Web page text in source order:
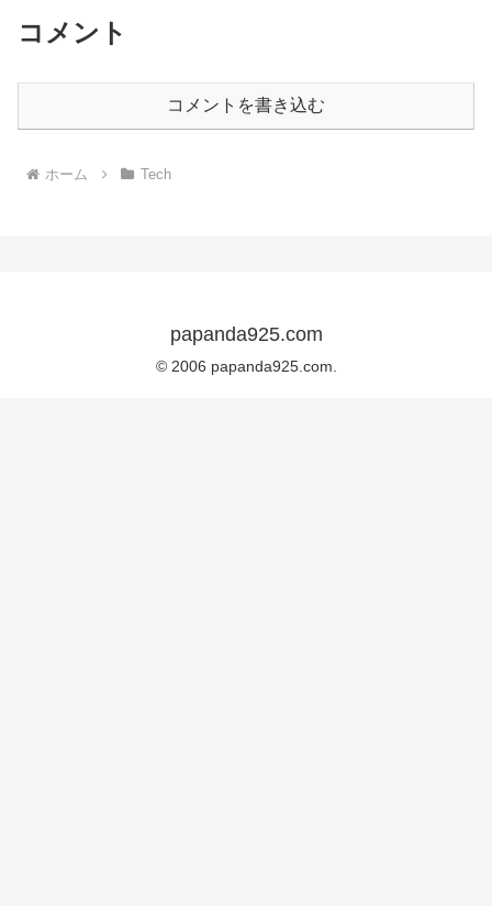
コメント
コメントを書き込む
ホーム Tech
papanda925.com
© 2006 papanda925.com.